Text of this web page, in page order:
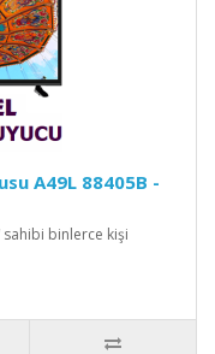
A49L 88405B -
sahibi binlerce kişi